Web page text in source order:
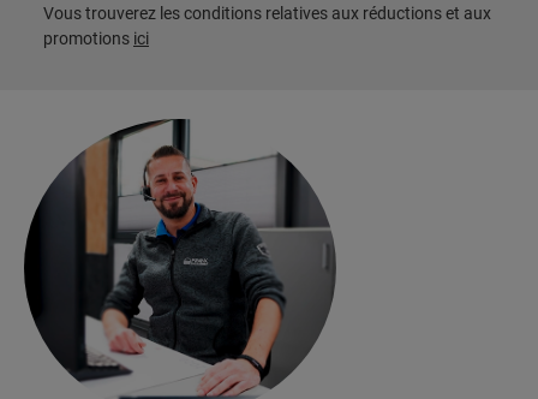
Vous trouverez les conditions relatives aux réductions et aux
promotions ici